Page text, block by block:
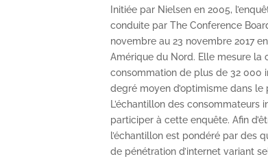
Initiée par Nielsen en 2005,
conduite par The Conference
novembre au 23 novembre 2017
Amérique du Nord. Elle mesure la
consommation de plus de 32 000
degré moyen d’optimisme dans le
L’échantillon des
participer à cette enquête. Afin
l’échantillon est pondéré par des
de pénétration d’internet variant